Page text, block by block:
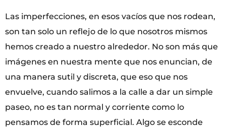
Las imperfecciones, en esos vacíos que nos rodean,
son tan solo un reflejo de lo que nosotros mismos
hemos creado a nuestro alrededor. No son más que
imágenes en nuestra mente que nos enuncian, de
una manera sutil y discreta, que eso que nos
envuelve, cuando salimos a la calle a dar un simple
paseo, no es tan normal y corriente como lo
pensamos de forma superficial. Algo se esconde